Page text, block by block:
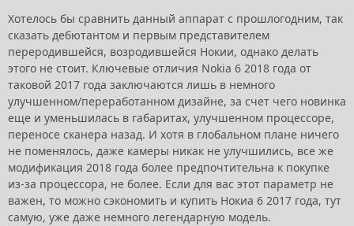
Хотелось бы сравнить данный аппарат с прошлогодним, так
сказать дебютантом и первым представителем
переродившейся, возродившейся Нокии, однако делать
этого не стоит. Ключевые отличия Nokia 6 2018 года от
таковой 2017 года заключаются лишь в немного
улучшенном/переработанном дизайне, за счет чего новинка
еще и уменьшилась в габаритах, улучшенном процессоре,
переносе сканера назад. И хотя в глобальном плане ничего
не поменялось, даже камеры никак не улучшились, все же
модификация 2018 года более предпочтительна к покупке
из-за процессора, не более. Если для вас этот параметр не
важен, то можно сэкономить и купить Нокиа 6 2017 года, тут
самую, уже даже немного легендарную модель.